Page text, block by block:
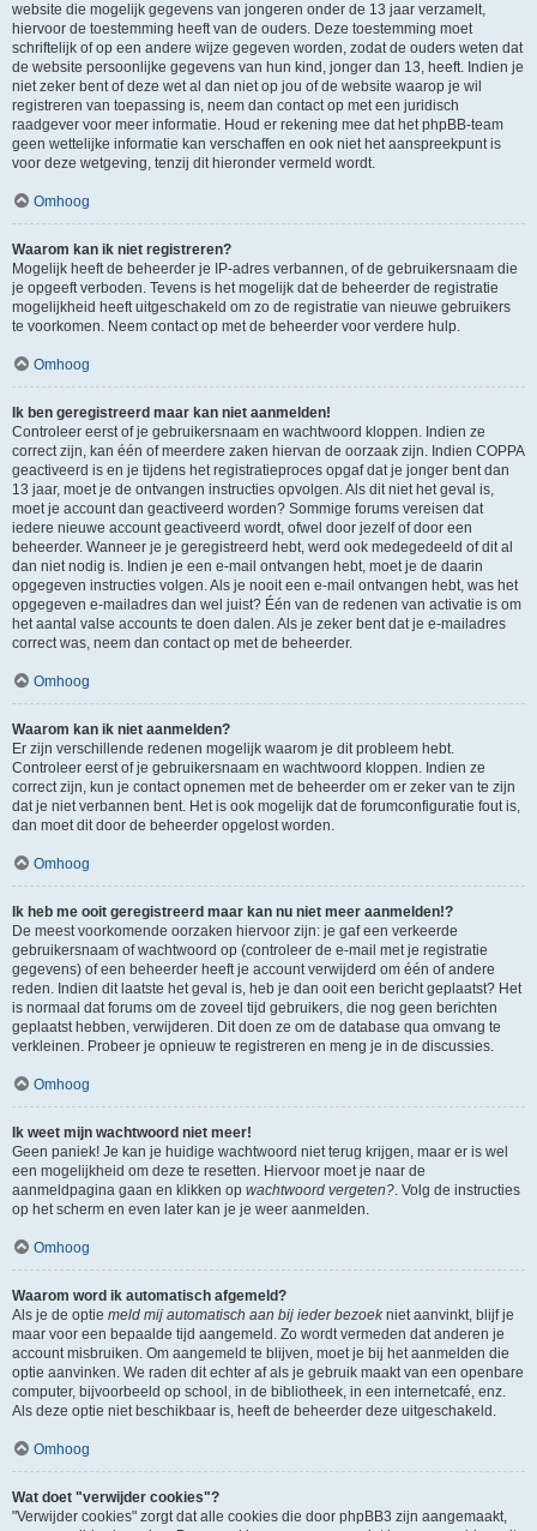
website die mogelijk gegevens van jongeren onder de 13 jaar verzamelt,
hiervoor de toestemming heeft van de ouders. Deze toestemming moet
schriftelijk of op een andere wijze gegeven worden, zodat de ouders weten dat
de website persoonlijke gegevens van hun kind, jonger dan 13, heeft. Indien je
niet zeker bent of deze wet al dan niet op jou of de website waarop je wil
registreren van toepassing is, neem dan contact op met een juridisch
raadgever voor meer informatie. Houd er rekening mee dat het phpBB-team
geen wettelijke informatie kan verschaffen en ook niet het aanspreekpunt is
voor deze wetgeving, tenzij dit hieronder vermeld wordt.
Omhoog
Waarom kan ik niet registreren?
Mogelijk heeft de beheerder je IP-adres verbannen, of de gebruikersnaam die
je opgeeft verboden. Tevens is het mogelijk dat de beheerder de registratie
mogelijkheid heeft uitgeschakeld om zo de registratie van nieuwe gebruikers
te voorkomen. Neem contact op met de beheerder voor verdere hulp.
Omhoog
Ik ben geregistreerd maar kan niet aanmelden!
Controleer eerst of je gebruikersnaam en wachtwoord kloppen. Indien ze
correct zijn, kan één of meerdere zaken hiervan de oorzaak zijn. Indien COPPA
geactiveerd is en je tijdens het registratieproces opgaf dat je jonger bent dan
13 jaar, moet je de ontvangen instructies opvolgen. Als dit niet het geval is,
moet je account dan geactiveerd worden? Sommige forums vereisen dat
iedere nieuwe account geactiveerd wordt, ofwel door jezelf of door een
beheerder. Wanneer je je geregistreerd hebt, werd ook medegedeeld of dit al
dan niet nodig is. Indien je een e-mail ontvangen hebt, moet je de daarin
opgegeven instructies volgen. Als je nooit een e-mail ontvangen hebt, was het
opgegeven e-mailadres dan wel juist? Één van de redenen van activatie is om
het aantal valse accounts te doen dalen. Als je zeker bent dat je e-mailadres
correct was, neem dan contact op met de beheerder.
Omhoog
Waarom kan ik niet aanmelden?
Er zijn verschillende redenen mogelijk waarom je dit probleem hebt.
Controleer eerst of je gebruikersnaam en wachtwoord kloppen. Indien ze
correct zijn, kun je contact opnemen met de beheerder om er zeker van te zijn
dat je niet verbannen bent. Het is ook mogelijk dat de forumconfiguratie fout is,
dan moet dit door de beheerder opgelost worden.
Omhoog
Ik heb me ooit geregistreerd maar kan nu niet meer aanmelden!?
De meest voorkomende oorzaken hiervoor zijn: je gaf een verkeerde
gebruikersnaam of wachtwoord op (controleer de e-mail met je registratie
gegevens) of een beheerder heeft je account verwijderd om één of andere
reden. Indien dit laatste het geval is, heb je dan ooit een bericht geplaatst? Het
is normaal dat forums om de zoveel tijd gebruikers, die nog geen berichten
geplaatst hebben, verwijderen. Dit doen ze om de database qua omvang te
verkleinen. Probeer je opnieuw te registreren en meng je in de discussies.
Omhoog
Ik weet mijn wachtwoord niet meer!
Geen paniek! Je kan je huidige wachtwoord niet terug krijgen, maar er is wel
een mogelijkheid om deze te resetten. Hiervoor moet je naar de
aanmeldpagina gaan en klikken op wachtwoord vergeten?. Volg de instructies
op het scherm en even later kan je je weer aanmelden.
Omhoog
Waarom word ik automatisch afgemeld?
Als je de optie meld mij automatisch aan bij ieder bezoekniet aanvinkt, blijf je
maar voor een bepaalde tijd aangemeld. Zo wordt vermeden dat anderen je
account misbruiken. Om aangemeld te blijven, moet je bij het aanmelden die
optie aanvinken. We raden dit echter af als je gebruik maakt van een openbare
computer, bijvoorbeeld op school, in de bibliotheek, in een internetcafé, enz.
Als deze optie niet beschikbaar is, heeft de beheerder deze uitgeschakeld.
Omhoog
Wat doet "verwijder cookies"?
"Verwijder cookies" zorgt dat alle cookies die door phpBB3 zijn aangemaakt,